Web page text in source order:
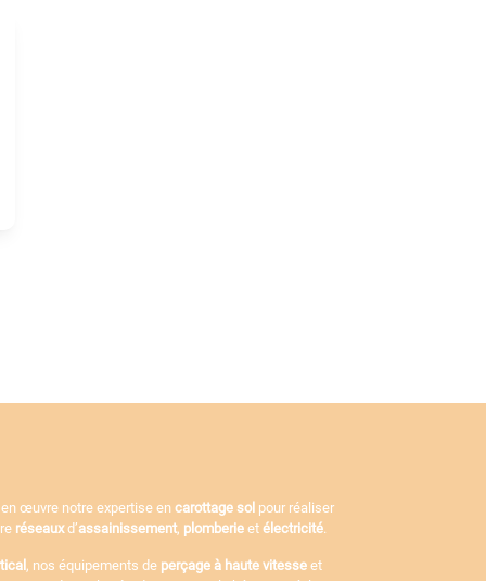
œuvre notre expertise en carottage solpour réaliser
réseauxd’assainissement, plomberieet électricité.
, nos équipements de perçage à haute vitesseet